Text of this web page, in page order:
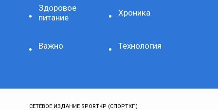
Здоровое
питание
Хроника
Важно Технология
СЕТЕВОЕ ИЗДАНИЕ SPORTKP (СПОРТКП)